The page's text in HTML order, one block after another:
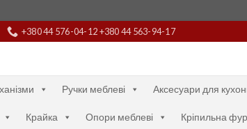
+380 44 576-04-12 +380 44 563-94-17
Ручки меблеві Аксесуари для
Крайка Опори меблеві Кріпильна